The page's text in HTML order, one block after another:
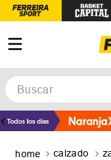
Buscar
calzado
TÉRMINOS MÁS